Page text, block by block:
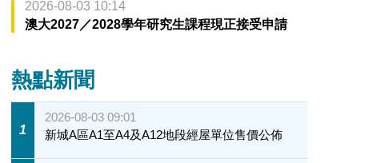
2026-08-03 10:14
澳大2027／2028學年研究生課程現正接受申請
熱點新聞
1
2026-08-03 09:01
新城A區A1至A4及A12地段經屋單位售價公佈